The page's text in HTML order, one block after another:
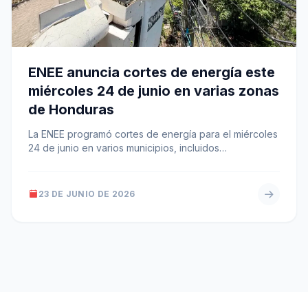
ENEE anuncia cortes de energía este
miércoles 24 de junio en varias zonas
de Honduras
La ENEE programó cortes de energía para el miércoles
24 de junio en varios municipios, incluidos
23 DE JUNIO DE 2026